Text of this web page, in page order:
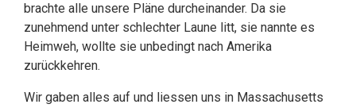
brachte alle unsere Pläne durcheinander. Da sie
zunehmend unter schlechter Laune litt, sie nannte es
Heimweh, wollte sie unbedingt nach Amerika
zurückkehren.
Wir gaben alles auf und liessen uns in Massachusetts